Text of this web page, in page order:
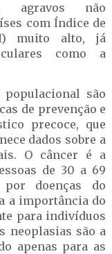
agravos não
com Índice de
muito alto, já
como a
populacional são
de prevenção e
precoce, que
dados sobre a
O câncer é a
de 30 a 69
por doenças do
a importância do
para indivíduos
neoplasias são a
apenas para as